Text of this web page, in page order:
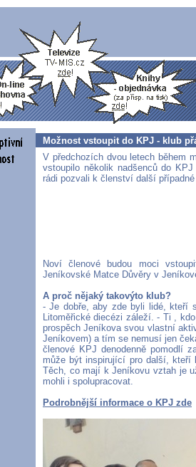
Možnost vstoupit do KPJ - klub
V předchozích dvou letech během
vstoupilo několik nadšenců do
rádi pozvali k členství další
Noví členové budou moci
Jeníkovské Matce Důvěry v
A proč nějaký takovýto klub?
- Je dobře, aby zde byli lidé, kteří
Litoměřické diecézi záleží. - Ti ,
prospěch Jeníkova svou vlastní
Jeníkovem) a tím se nemusí jen
členové KPJ denodenně pomodlí
může být inspirující pro další, kteří
Těch, co mají k Jeníkovu vztah je
mohli i spolupracovat.
Podrobnější informace o KPJ zde